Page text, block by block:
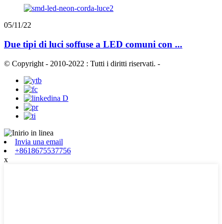
05/11/22
Due tipi di luci soffuse a LED comuni con ...
© Copyright - 2010-2022 : Tutti i diritti riservati. -
Invia una email
+8618675537756
x